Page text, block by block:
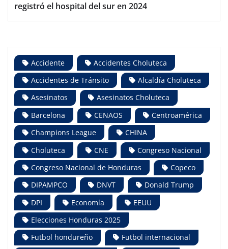
registró el hospital del sur en 2024
Accidente
Accidentes Choluteca
Accidentes de Tránsito
Alcaldía Choluteca
Asesinatos
Asesinatos Choluteca
Barcelona
CENAOS
Centroamérica
Champions League
CHINA
Choluteca
CNE
Congreso Nacional
Congreso Nacional de Honduras
Copeco
DIPAMPCO
DNVT
Donald Trump
DPI
Economía
EEUU
Elecciones Honduras 2025
Futbol hondureño
Futbol internacional